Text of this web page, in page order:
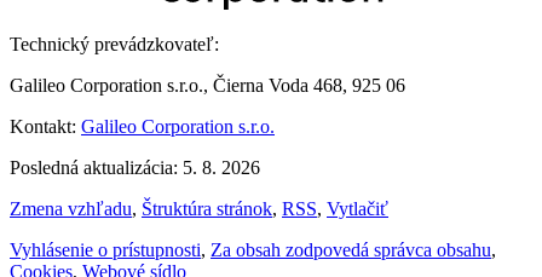
Technický prevádzkovateľ:
Galileo Corporation s.r.o., Čierna Voda 468, 925 06
Kontakt: Galileo Corporation s.r.o.
Posledná aktualizácia: 5. 8. 2026
Zmena vzhľadu, Štruktúra stránok, RSS, Vytlačiť
Vyhlásenie o prístupnosti, Za obsah zodpovedá správca obsahu,
Cookies, Webové sídlo